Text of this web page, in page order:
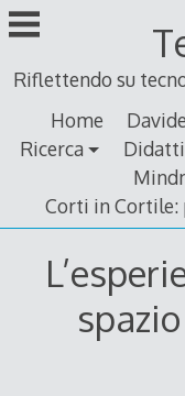
Skip
to
Riflettendo su
Home
Ricerca
Corti in Cortile: